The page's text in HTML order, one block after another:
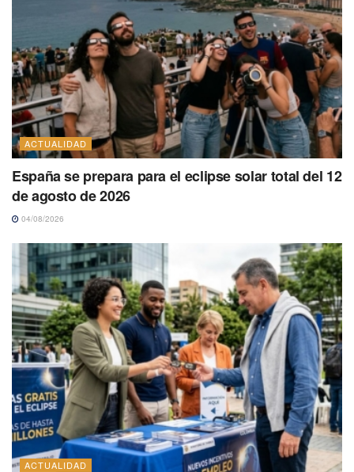
ACTUALIDAD
España se prepara para el eclipse solar total del 12
de agosto de 2026
04/08/2026
ACTUALIDAD